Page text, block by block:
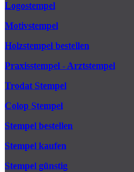
Logostempel
Motivstempel
Holzstempel bestellen
Praxisstempel - Arztstempel
Trodat Stempel
Colop Stempel
Stempel bestellen
Stempel kaufen
Stempel günstig